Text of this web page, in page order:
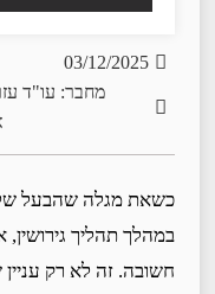
03/12/2025
מחבר: עו"ד
כשאת מגלה שהבעל
במהלך תהליך
חשובה. זה לא רק